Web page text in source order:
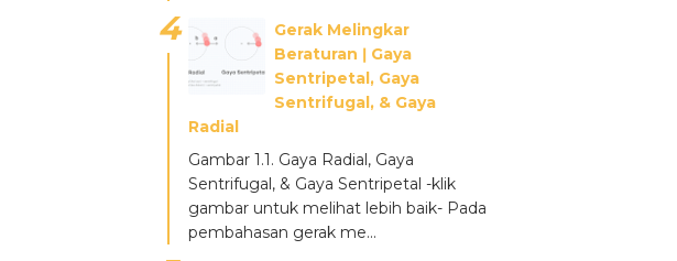
Gerak Melingkar
Beraturan ǀ Gaya
Sentripetal, Gaya
Sentrifugal, & Gaya
Radial
Gambar 1.1. Gaya Radial, Gaya
Sentrifugal, & Gaya Sentripetal -klik
gambar untuk melihat lebih baik- Pada
pembahasan gerak me...